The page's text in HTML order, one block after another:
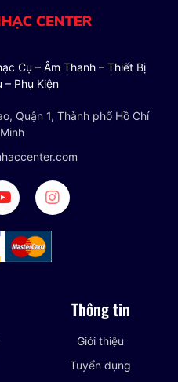
Cụ – Âm Thanh – Thiết Bị
– Phụ Kiện
Quận 1, Thành phố Hồ Chí
Minh
Thông tin
Giới thiệu
Tuyển dụng